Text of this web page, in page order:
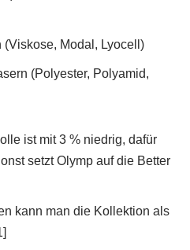
Modal, Lyocell)
(Polyester, Polyamid,
ist mit 3 % niedrig, dafür
setzt Olymp auf die Better
kann man die Kollektion als